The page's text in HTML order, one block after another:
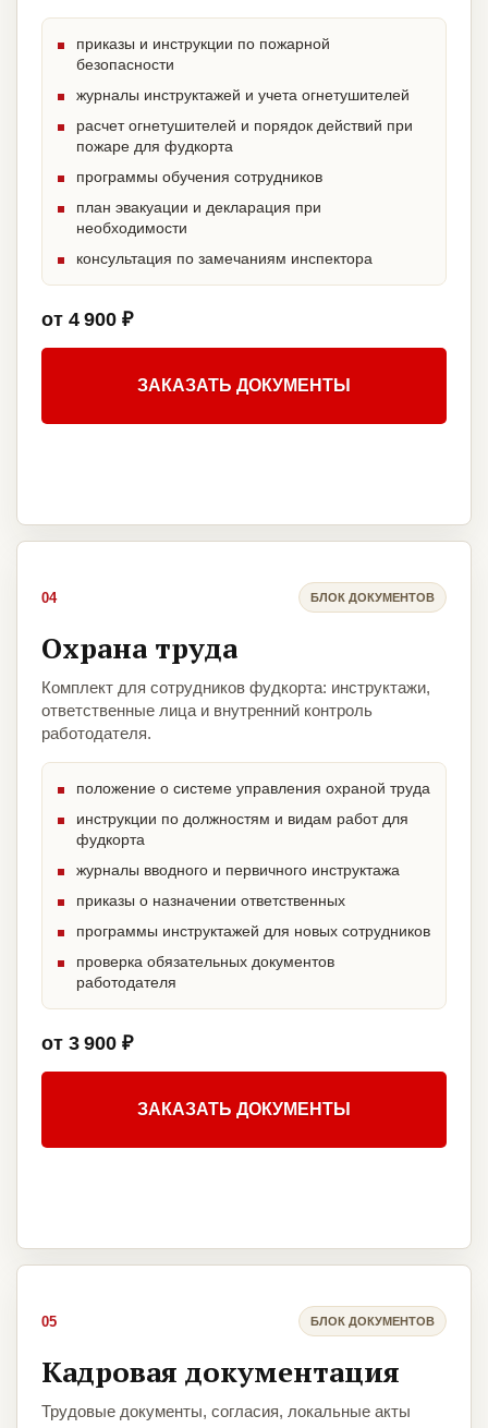
приказы и инструкции по пожарной
безопасности
журналы инструктажей и учета огнетушителей
расчет огнетушителей и порядок действий при
пожаре для фудкорта
программы обучения сотрудников
план эвакуации и декларация при
необходимости
консультация по замечаниям инспектора
от 4 900 ₽
ЗАКАЗАТЬ ДОКУМЕНТЫ
04 БЛОК ДОКУМЕНТОВ
Охрана труда
Комплект для сотрудников фудкорта: инструктажи,
ответственные лица и внутренний контроль
работодателя.
положение о системе управления охраной труда
инструкции по должностям и видам работ для
фудкорта
журналы вводного и первичного инструктажа
приказы о назначении ответственных
программы инструктажей для новых сотрудников
проверка обязательных документов
работодателя
от 3 900 ₽
ЗАКАЗАТЬ ДОКУМЕНТЫ
05 БЛОК ДОКУМЕНТОВ
Кадровая документация
Трудовые документы, согласия, локальные акты